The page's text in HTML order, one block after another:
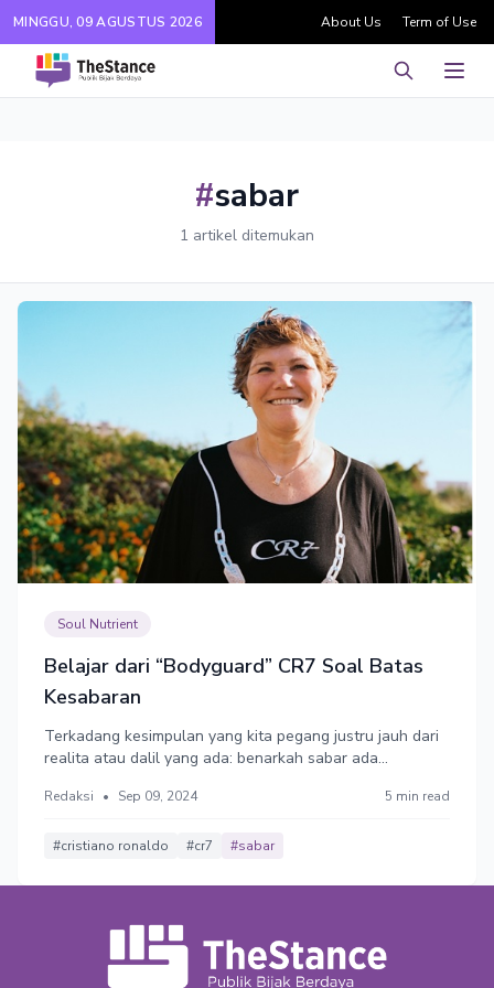
MINGGU, 09 AGUSTUS 2026 About Us Term of Use
Pencarian
#sabar
1 artikel ditemukan
Soul Nutrient
Belajar dari “Bodyguard” CR7 Soal Batas
Kesabaran
Terkadang kesimpulan yang kita pegang justru jauh dari
realita atau dalil yang ada: benarkah sabar ada
Redaksi • Sep 09, 2024 5 min read
#cristiano ronaldo #cr7 #sabar